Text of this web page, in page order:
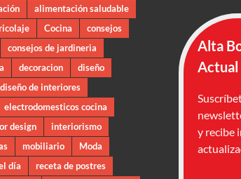
alimentación saludable
Cocina
consejos
consejos de jardineria
decoracion
diseño
diseño de interiores
electrodomesticos cocina
design
interiorismo
mobiliario
Moda
día
receta de postres
Alta
Actual
y recibe